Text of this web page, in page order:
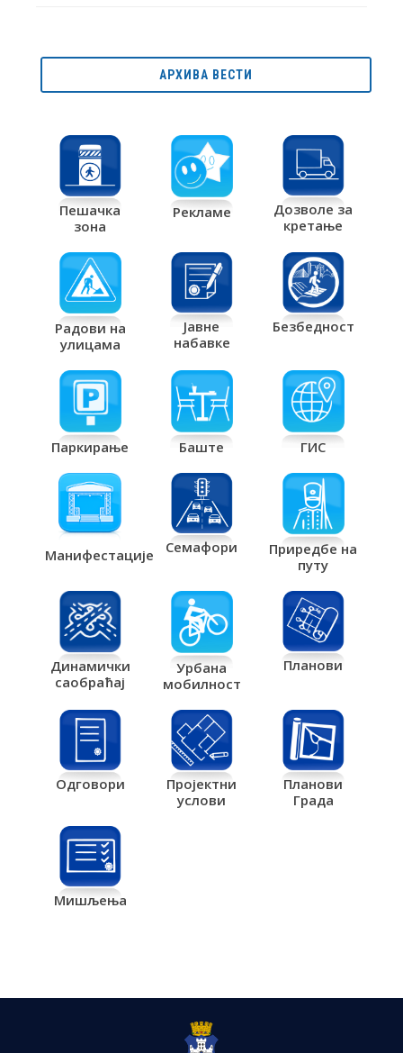
АРХИВА ВЕСТИ
Пешачка
зона
Рекламе
Дозволе за
кретање
Радови на
улицама
Јавне
набавке
Безбедност
Паркирање Баште ГИС
Манифестације Семафори
Приредбе на
путу
Динамички
саобраћај
Урбана
мобилност
Планови
Одговори
Пројектни
услови
Планови
Града
Мишљења